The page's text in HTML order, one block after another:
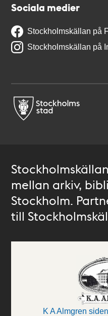
Sociala medier
Stockholmskällan på
Stockholmskällan på
mellan arkiv,
Stockholm.
till
K A Almgren